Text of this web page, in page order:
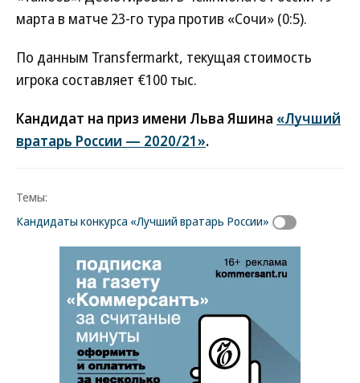
марта в матче 23-го тура против «Сочи» (0:5).
По данным Transfermarkt, текущая стоимость
игрока составляет €100 тыс.
Кандидат на приз имени Льва Яшина «Лучший
вратарь России — 2020/21».
Темы:
Кандидаты конкурса «Лучший вратарь России»